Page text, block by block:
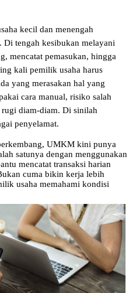
kecil dan menengah
tengah kesibukan melayani
mencatat pemasukan, hingga
kali pemilik usaha harus
yang merasakan hal yang
cara manual, risiko salah
diam-diam. Di sinilah
penyelamat.
UMKM kini punya
satunya dengan menggunakan
mencatat transaksi harian
cuma bikin kerja lebih
usaha memahami kondisi